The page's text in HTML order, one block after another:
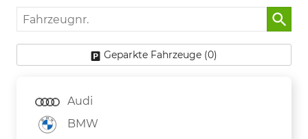
Fahrzeugnr.
Geparkte Fahrzeuge (0)
Audi
BMW